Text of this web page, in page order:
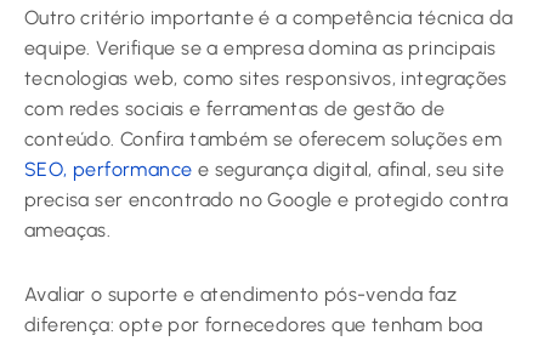
Outro critério importante é a competência técnica da
equipe. Verifique se a empresa domina as principais
tecnologias web, como sites responsivos, integrações
com redes sociais e ferramentas de gestão de
conteúdo. Confira também se oferecem soluções em
SEO, performance e segurança digital, afinal, seu site
precisa ser encontrado no Google e protegido contra
ameaças.
Avaliar o suporte e atendimento pós-venda faz
diferença: opte por fornecedores que tenham boa